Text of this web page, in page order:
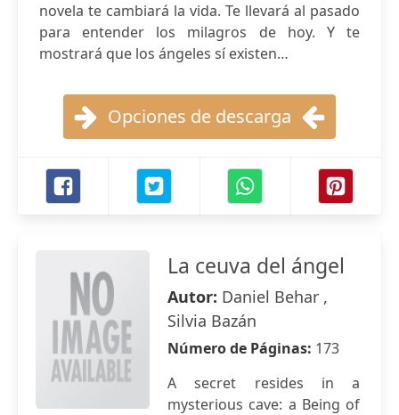
novela te cambiará la vida. Te llevará al pasado
para entender los milagros de hoy. Y te
mostrará que los ángeles sí existen…
Opciones de descarga
La ceuva del ángel
Autor: Daniel Behar ,
Silvia Bazán
Número de Páginas: 173
A secret resides in a
mysterious cave: a Being of